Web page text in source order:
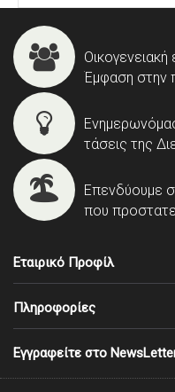
Έμφαση στην
τάσεις της
Επενδύουμε
που
Εταιρικό Προφίλ
Πληροφορίες
Εγγραφείτε στο